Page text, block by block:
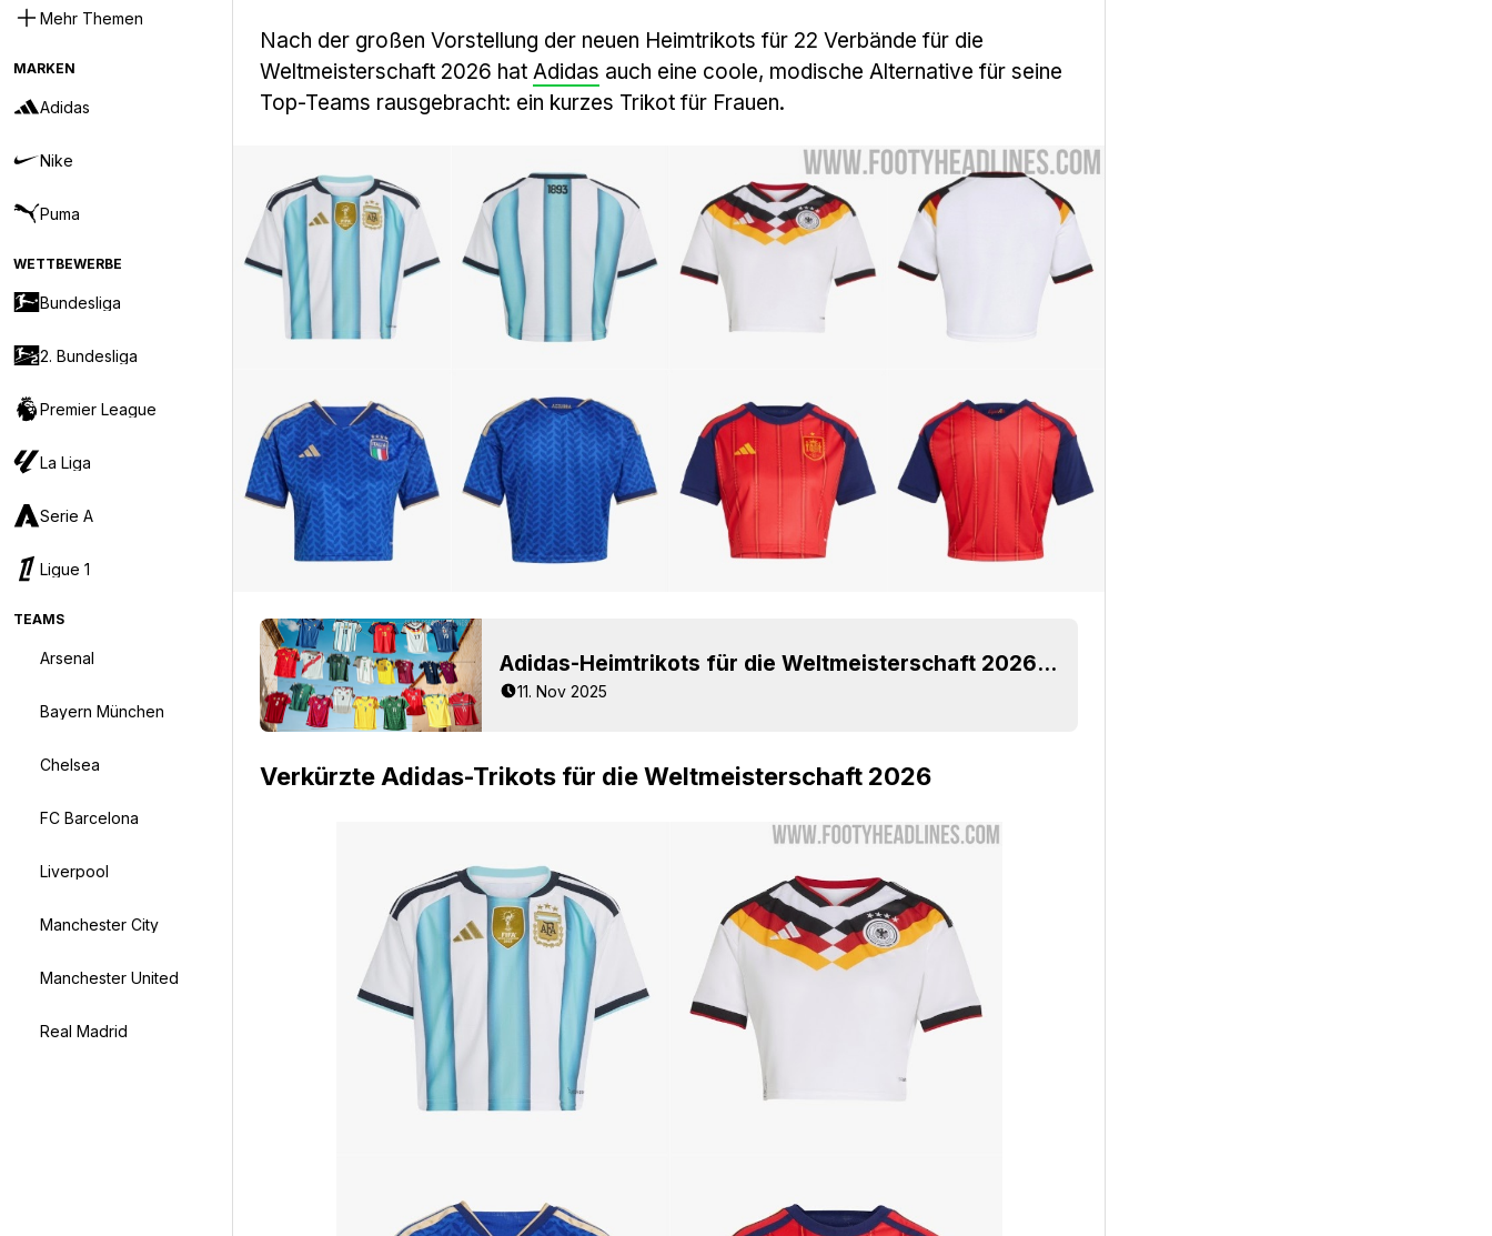
Mehr Themen
MARKEN
Adidas
Nike
Puma
WETTBEWERBE
Bundesliga
2. Bundesliga
Premier League
La Liga
Serie A
Ligue 1
TEAMS
Arsenal
Bayern München
Chelsea
FC Barcelona
Liverpool
Manchester City
Manchester United
Real Madrid
Nach der großen Vorstellung der neuen Heimtrikots für 22 Verbände für die
Weltmeisterschaft 2026 hat Adidas auch eine coole, modische Alternative für seine
Top-Teams rausgebracht: ein kurzes Trikot für Frauen.
Adidas-Heimtrikots für die Weltmeisterschaft 2026 veröffentlicht – 22 Mannschaften
11. Nov 2025
Verkürzte Adidas-Trikots für die Weltmeisterschaft 2026